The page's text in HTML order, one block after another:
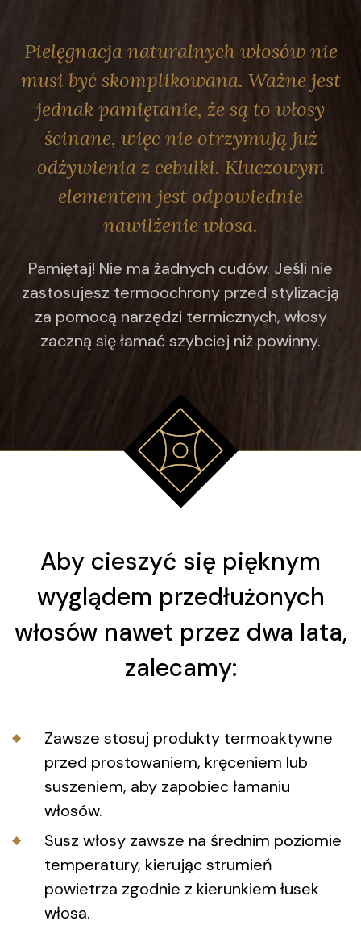
Pielęgnacja naturalnych włosów nie
musi być skomplikowana. Ważne jest
jednak pamiętanie, że są to włosy
ścinane, więc nie otrzymują już
odżywienia z cebulki. Kluczowym
elementem jest odpowiednie
nawilżenie włosa.
Pamiętaj! Nie ma żadnych cudów. Jeśli nie
zastosujesz termoochrony przed stylizacją
za pomocą narzędzi termicznych, włosy
zaczną się łamać szybciej niż powinny.
Aby cieszyć się pięknym
wyglądem przedłużonych
włosów nawet przez dwa lata,
zalecamy:
Zawsze stosuj produkty termoaktywne
przed prostowaniem, kręceniem lub
suszeniem, aby zapobiec łamaniu
włosów.
Susz włosy zawsze na średnim poziomie
temperatury, kierując strumień
powietrza zgodnie z kierunkiem łusek
włosa.